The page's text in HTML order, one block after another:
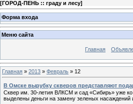
[ГОРОД-ПЕНЬ :: граду и лесу]
Форма входа
Меню сайта
Главная
Главная » 2013 » Февраль » 12
В Омске вырубку скверов представляют
Сквер им. 30-летия ВЛКСМ и сад «Сибирь» уже ко
выделены деньги на замену зеленых